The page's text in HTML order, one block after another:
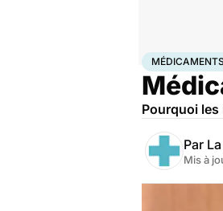
AccueilSanté
MÉDICAMENTS
Pourquoi
Par
Mis à